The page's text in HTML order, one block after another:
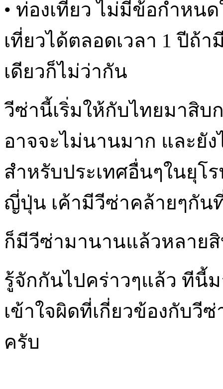
• ท่องเที่ยว ไม่มีข้อกำหน
เที่ยวได้ตลอดเวลา 1 ปีถ้า
เดียวก็ไม่ว่ากัน
วีซ่านี้เริ่มให้กับไทยมาสิบ
อาจจะไม่นานมาก และยั
สำหรับประเทศอื่นๆในยุโ
ญี่ปุ่น เค้ามีวีซ่าคล้ายๆกันที่
ก็มีวีซ่ามานานแล้วหลาย
รู้จักกันไปคร่าวๆแล้ว ทีนี้
เข้าใจผิดที่เกี่ยวข้องกับวีซ่
ครับ